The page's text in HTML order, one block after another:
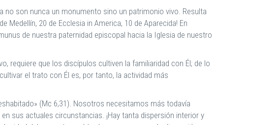
no son nunca un monumento sino un patrimonio vivo. Resulta
20 de Ecclesia in America, 10 de Aparecida! En
de nuestra paternidad episcopal hacia la Iglesia de nuestro
requiere que los discípulos cultiven la familiaridad con Él; de lo
el trato con Él es, por tanto, la actividad más
(Mc 6,31). Nosotros necesitamos más todavía
sus actuales circunstancias. ¡Hay tanta dispersión interior y